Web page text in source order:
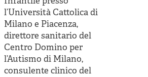
Valutazione e dintorni
l’Università Cattolica di
Milano e Piacenza,
direttore sanitario del
Centro Domino per
l’Autismo di Milano,
consulente clinico del